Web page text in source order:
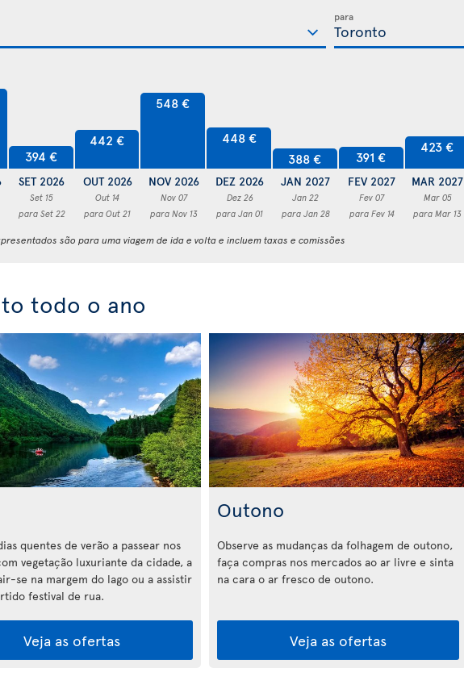
para
394 €
SET 2026
Set 15
para Set 22
442 €
OUT 2026
Out 14
para Out 21
548 €
NOV 2026
Nov 07
para Nov 13
448 €
DEZ 2026
Dez 26
para Jan 01
388 €
JAN 2027
Jan 22
para Jan 28
391 €
FEV 2027
Fev 07
para Fev 14
423 €
MAR 2027
Mar 05
para Mar 13
são para uma viagem de ida e volta e incluem taxas e comissões
todo o ano
quentes de verão a passear nos
vegetação luxuriante da cidade, a
se na margem do lago ou a assistir
festival de rua.
Veja as ofertas
Outono
Observe as mudanças da folhagem de outono,
faça compras nos mercados ao ar livre e sinta
na cara o ar fresco de outono.
Veja as ofertas